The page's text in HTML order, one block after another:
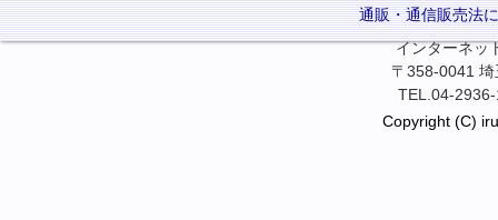
通販・通信販売法
インターネッ
〒358-0041
TEL.04-
Copyright (C)